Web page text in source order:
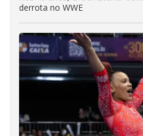
derrota no WWE